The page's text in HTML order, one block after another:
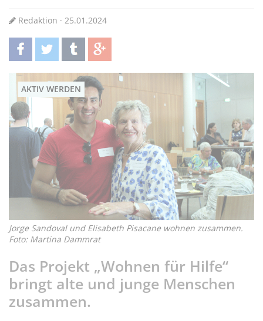
Redaktion · 25.01.2024
teilentwittern teilen teilen
AKTIV WERDEN
Jorge Sandoval und Elisabeth Pisacane wohnen zusammen.
Foto: Martina Dammrat
Das Projekt „Wohnen für Hilfe“
bringt alte und junge Menschen
zusammen.